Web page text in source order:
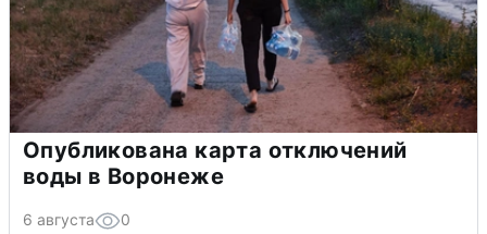
Опубликована карта отключений
воды в Воронеже
6 августа 0